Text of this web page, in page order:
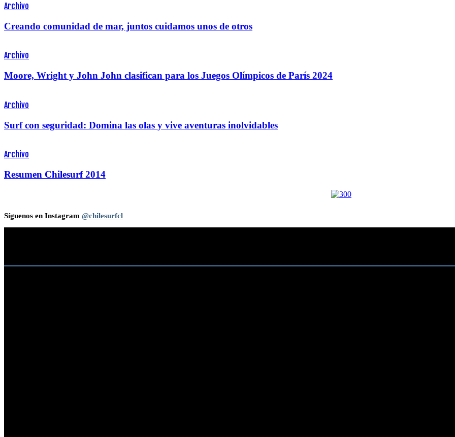
Archivo
Creando comunidad de mar, juntos cuidamos unos de otros
Archivo
Moore, Wright y John John clasifican para los Juegos Olímpicos de París 2024
Archivo
Surf con seguridad: Domina las olas y vive aventuras inolvidables
Archivo
Resumen Chilesurf 2014
Síguenos en Instagram @chilesurfcl